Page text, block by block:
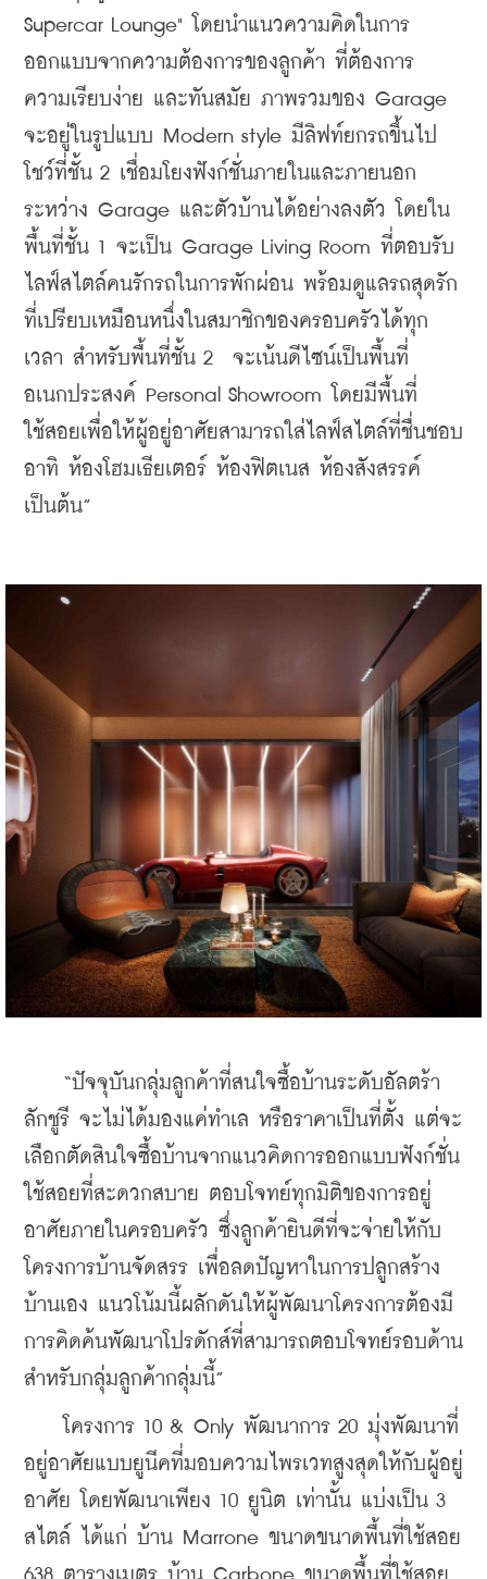
Supercar Lounge" โดยนำแนวความคิดในการ
ออกแบบจากความต้องการของลูกค้า ที่ต้องการ
ความเรียบง่าย และทันสมัย ภาพรวมของ Garage
จะอยู่ในรูปแบบ Modern style มีลิฟท์ยกรถขึ้นไป
โชว์ที่ชั้น 2 เชื่อมโยงฟังก์ชั่นภายในและภายนอก
ระหว่าง Garage และตัวบ้านได้อย่างลงตัว โดยใน
พื้นที่ชั้น 1 จะเป็น Garage Living Room ที่ตอบรับ
ไลฟ์สไตล์คนรักรถในการพักผ่อน พร้อมดูแลรถสุดรัก
ที่เปรียบเหมือนหนึ่งในสมาชิกของครอบครัวได้ทุก
เวลา สำหรับพื้นที่ชั้น 2  จะเน้นดีไซน์เป็นพื้นที่
อเนกประสงค์ Personal Showroom โดยมีพื้นที่
ใช้สอยเพื่อให้ผู้อยู่อาศัยสามารถใส่ไลฟ์สไตล์ที่ชื่นชอบ
อาทิ ห้องโฮมเธียเตอร์ ห้องฟิตเนส ห้องสังสรรค์
เป็นต้น”
“ปัจจุบันกลุ่มลูกค้าที่สนใจซื้อบ้านระดับอัลตร้า
ลักชูรี จะไม่ได้มองแค่ทำเล หรือราคาเป็นที่ตั้ง แต่จะ
เลือกตัดสินใจซื้อบ้านจากแนวคิดการออกแบบฟังก์ชั่น
ใช้สอยที่สะดวกสบาย ตอบโจทย์ทุกมิติของการอยู่
อาศัยภายในครอบครัว ซึ่งลูกค้ายินดีที่จะจ่ายให้กับ
โครงการบ้านจัดสรร เพื่อลดปัญหาในการปลูกสร้าง
บ้านเอง แนวโน้มนี้ผลักดันให้ผู้พัฒนาโครงการต้องมี
การคิดค้นพัฒนาโปรดักส์ที่สามารถตอบโจทย์รอบด้าน
สำหรับกลุ่มลูกค้ากลุ่มนี้”
โครงการ 10 & Only พัฒนาการ 20 มุ่งพัฒนาที่
อยู่อาศัยแบบยูนีคที่มอบความไพรเวทสูงสุดให้กับผู้อยู่
อาศัย โดยพัฒนาเพียง 10 ยูนิต เท่านั้น แบ่งเป็น 3
สไตล์ ได้แก่ บ้าน Marrone ขนาดขนาดพื้นที่ใช้สอย